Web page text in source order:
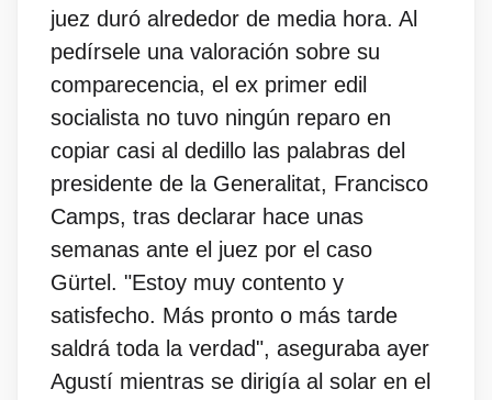
juez duró alrededor de media hora. Al
pedírsele una valoración sobre su
comparecencia, el ex primer edil
socialista no tuvo ningún reparo en
copiar casi al dedillo las palabras del
presidente de la Generalitat, Francisco
Camps, tras declarar hace unas
semanas ante el juez por el caso
Gürtel. "Estoy muy contento y
satisfecho. Más pronto o más tarde
saldrá toda la verdad", aseguraba ayer
Agustí mientras se dirigía al solar en el